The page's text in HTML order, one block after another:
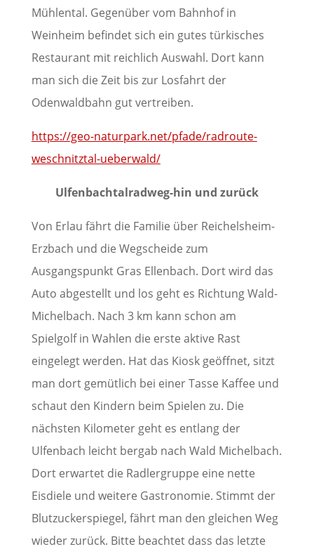
Mühlental. Gegenüber vom Bahnhof in
Weinheim befindet sich ein gutes türkisches
Restaurant mit reichlich Auswahl. Dort kann
man sich die Zeit bis zur Losfahrt der
Odenwaldbahn gut vertreiben.
https://geo-naturpark.net/pfade/radroute-
weschnitztal-ueberwald/
Ulfenbachtalradweg-hin und zurück
Von Erlau fährt die Familie über Reichelsheim-
Erzbach und die Wegscheide zum
Ausgangspunkt Gras Ellenbach. Dort wird das
Auto abgestellt und los geht es Richtung Wald-
Michelbach. Nach 3 km kann schon am
Spielgolf in Wahlen die erste aktive Rast
eingelegt werden. Hat das Kiosk geöffnet, sitzt
man dort gemütlich bei einer Tasse Kaffee und
schaut den Kindern beim Spielen zu. Die
nächsten Kilometer geht es entlang der
Ulfenbach leicht bergab nach Wald Michelbach.
Dort erwartet die Radlergruppe eine nette
Eisdiele und weitere Gastronomie. Stimmt der
Blutzuckerspiegel, fährt man den gleichen Weg
wieder zurück. Bitte beachtet dass das letzte